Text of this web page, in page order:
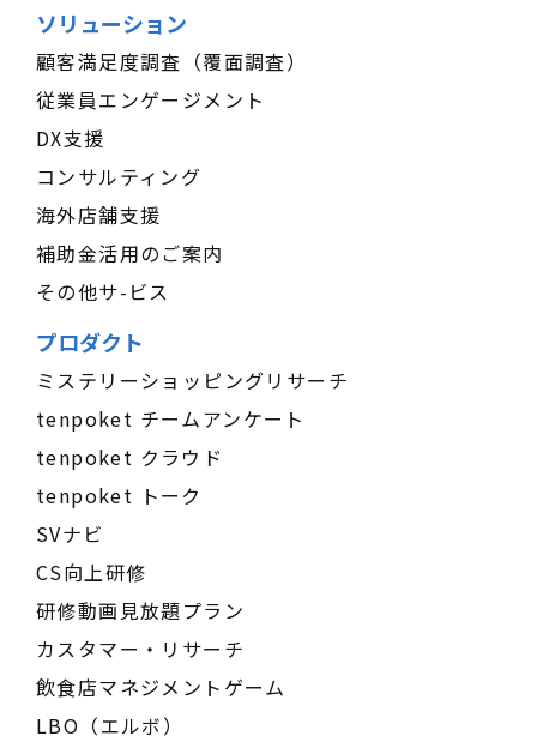
ソリューション
顧客満足度調査（覆面調査）
従業員エンゲージメント
DX支援
コンサルティング
海外店舗支援
補助金活用のご案内
その他サ-ビス
プロダクト
ミステリーショッピングリサーチ
tenpoket チームアンケート
tenpoket クラウド
tenpoket トーク
SVナビ
CS向上研修
研修動画見放題プラン
カスタマー・リサーチ
飲食店マネジメントゲーム
LBO（エルボ）